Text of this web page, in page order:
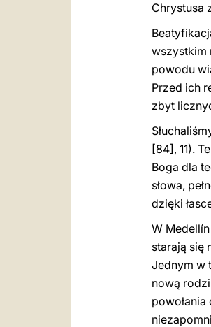
Chrystusa
wszystkim
powodu
Przed ich
zbyt
[84], 11).
Boga dla
słowa,
dzięki
W
starają się
Jednym w
nową